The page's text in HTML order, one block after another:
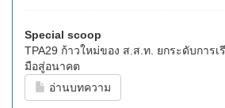
Special scoop
TPA29 ก้าวใหม่ของ ส.ส.ท. ยกระดับการ
มือสู่อนาคต
อ่านบทความ